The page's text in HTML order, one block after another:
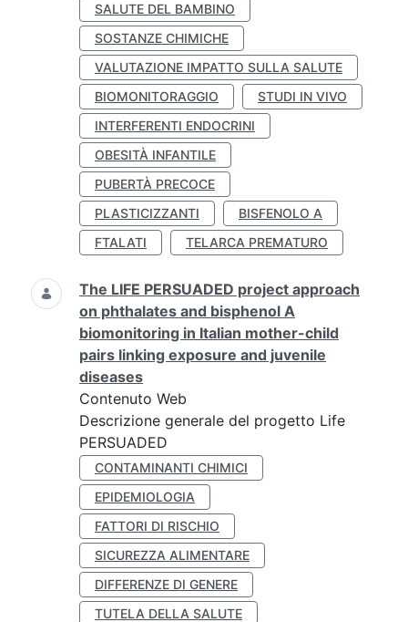
SALUTE DEL BAMBINO
SOSTANZE CHIMICHE
VALUTAZIONE IMPATTO SULLA SALUTE
BIOMONITORAGGIO
STUDI IN VIVO
INTERFERENTI ENDOCRINI
OBESITÀ INFANTILE
PUBERTÀ PRECOCE
PLASTICIZZANTI
BISFENOLO A
FTALATI
TELARCA PREMATURO
The LIFE PERSUADED project approach
on phthalates and bisphenol A
biomonitoring in Italian mother-child
pairs linking exposure and juvenile
diseases
Contenuto Web
Descrizione generale del progetto Life
PERSUADED
CONTAMINANTI CHIMICI
EPIDEMIOLOGIA
FATTORI DI RISCHIO
SICUREZZA ALIMENTARE
DIFFERENZE DI GENERE
TUTELA DELLA SALUTE